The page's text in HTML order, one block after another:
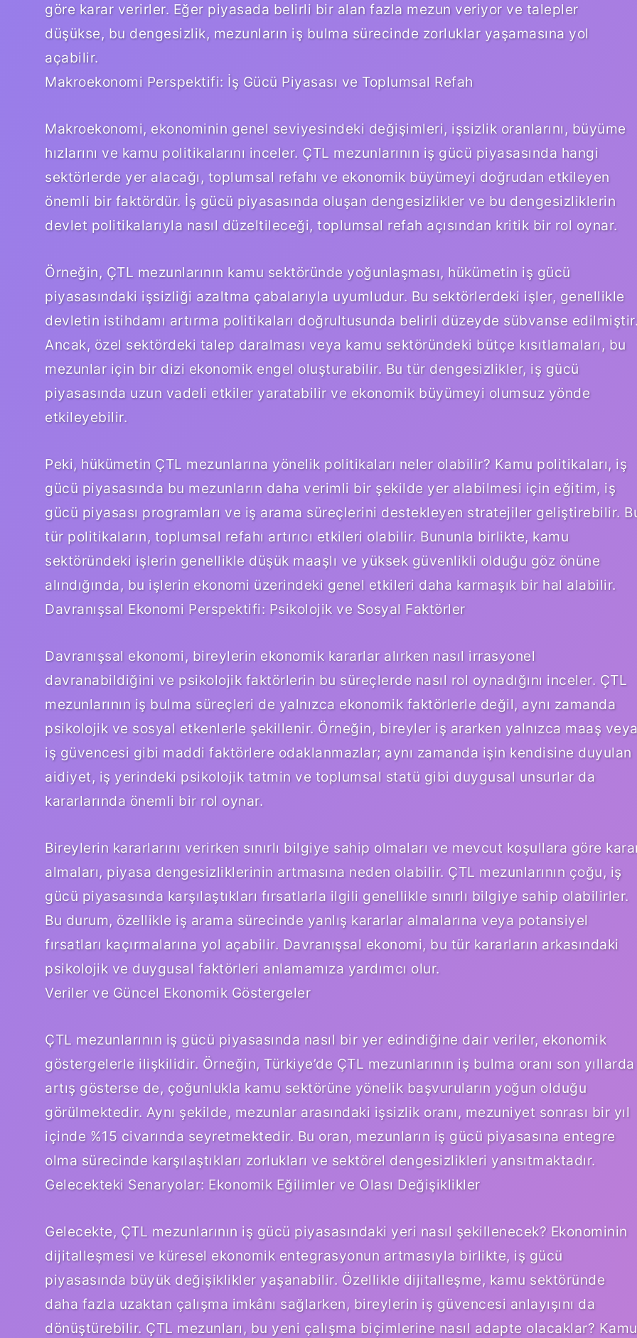
göre karar verirler. Eğer piyasada belirli bir alan fazla mezun veriyor ve talepler
düşükse, bu dengesizlik, mezunların iş bulma sürecinde zorluklar yaşamasına yol
açabilir.
Makroekonomi Perspektifi: İş Gücü Piyasası ve Toplumsal Refah
Makroekonomi, ekonominin genel seviyesindeki değişimleri, işsizlik oranlarını, büyüme
hızlarını ve kamu politikalarını inceler. ÇTL mezunlarının iş gücü piyasasında hangi
sektörlerde yer alacağı, toplumsal refahı ve ekonomik büyümeyi doğrudan etkileyen
önemli bir faktördür. İş gücü piyasasında oluşan dengesizlikler ve bu dengesizliklerin
devlet politikalarıyla nasıl düzeltileceği, toplumsal refah açısından kritik bir rol oynar.
Örneğin, ÇTL mezunlarının kamu sektöründe yoğunlaşması, hükümetin iş gücü
piyasasındaki işsizliği azaltma çabalarıyla uyumludur. Bu sektörlerdeki işler, genellikle
devletin istihdamı artırma politikaları doğrultusunda belirli düzeyde sübvanse
Ancak, özel sektördeki talep daralması veya kamu sektöründeki bütçe kısıtlamaları, bu
mezunlar için bir dizi ekonomik engel oluşturabilir. Bu tür dengesizlikler, iş gücü
piyasasında uzun vadeli etkiler yaratabilir ve ekonomik büyümeyi olumsuz yönde
etkileyebilir.
Peki, hükümetin ÇTL mezunlarına yönelik politikaları neler olabilir? Kamu politikaları, iş
gücü piyasasında bu mezunların daha verimli bir şekilde yer alabilmesi için eğitim, iş
gücü piyasası programları ve iş arama süreçlerini destekleyen stratejiler geliştirebilir.
tür politikaların, toplumsal refahı artırıcı etkileri olabilir. Bununla birlikte, kamu
sektöründeki işlerin genellikle düşük maaşlı ve yüksek güvenlikli olduğu göz önüne
alındığında, bu işlerin ekonomi üzerindeki genel etkileri daha karmaşık bir hal alabilir.
Davranışsal Ekonomi Perspektifi: Psikolojik ve Sosyal Faktörler
Davranışsal ekonomi, bireylerin ekonomik kararlar alırken nasıl irrasyonel
davranabildiğini ve psikolojik faktörlerin bu süreçlerde nasıl rol oynadığını inceler. ÇTL
mezunlarının iş bulma süreçleri de yalnızca ekonomik faktörlerle değil, aynı zamanda
psikolojik ve sosyal etkenlerle şekillenir. Örneğin, bireyler iş ararken yalnızca maaş
iş güvencesi gibi maddi faktörlere odaklanmazlar; aynı zamanda işin kendisine duyulan
aidiyet, iş yerindeki psikolojik tatmin ve toplumsal statü gibi duygusal unsurlar da
kararlarında önemli bir rol oynar.
Bireylerin kararlarını verirken sınırlı bilgiye sahip olmaları ve mevcut koşullara göre
almaları, piyasa dengesizliklerinin artmasına neden olabilir. ÇTL mezunlarının çoğu, iş
gücü piyasasında karşılaştıkları fırsatlarla ilgili genellikle sınırlı bilgiye sahip olabilirler.
Bu durum, özellikle iş arama sürecinde yanlış kararlar almalarına veya potansiyel
fırsatları kaçırmalarına yol açabilir. Davranışsal ekonomi, bu tür kararların arkasındaki
psikolojik ve duygusal faktörleri anlamamıza yardımcı olur.
Veriler ve Güncel Ekonomik Göstergeler
ÇTL mezunlarının iş gücü piyasasında nasıl bir yer edindiğine dair veriler, ekonomik
göstergelerle ilişkilidir. Örneğin, Türkiye’de ÇTL mezunlarının iş bulma oranı son yıllarda
artış gösterse de, çoğunlukla kamu sektörüne yönelik başvuruların yoğun olduğu
görülmektedir. Aynı şekilde, mezunlar arasındaki işsizlik oranı, mezuniyet sonrası bir yıl
içinde %15 civarında seyretmektedir. Bu oran, mezunların iş gücü piyasasına entegre
olma sürecinde karşılaştıkları zorlukları ve sektörel dengesizlikleri yansıtmaktadır.
Gelecekteki Senaryolar: Ekonomik Eğilimler ve Olası Değişiklikler
Gelecekte, ÇTL mezunlarının iş gücü piyasasındaki yeri nasıl şekillenecek? Ekonominin
dijitalleşmesi ve küresel ekonomik entegrasyonun artmasıyla birlikte, iş gücü
piyasasında büyük değişiklikler yaşanabilir. Özellikle dijitalleşme, kamu sektöründe
daha fazla uzaktan çalışma imkânı sağlarken, bireylerin iş güvencesi anlayışını da
dönüştürebilir. ÇTL mezunları, bu yeni çalışma biçimlerine nasıl adapte olacaklar? Kamu